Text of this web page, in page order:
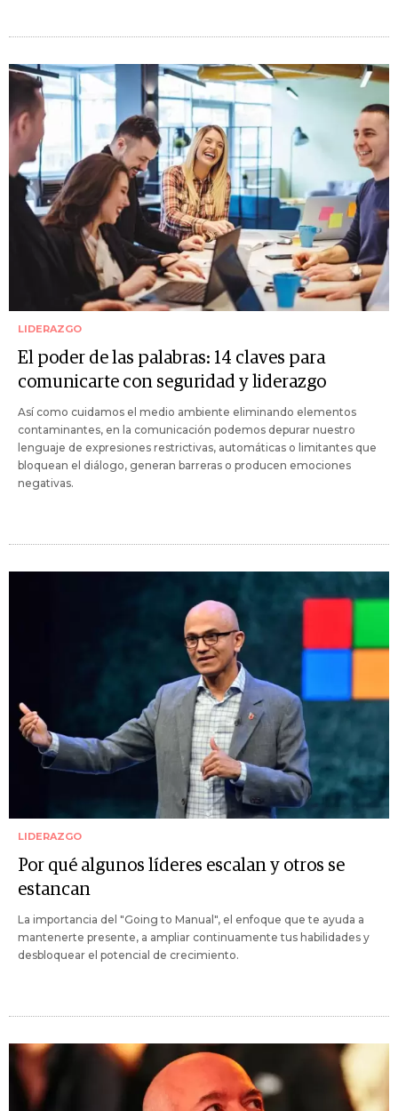
LIDERAZGO
El poder de las palabras: 14 claves para
comunicarte con seguridad y liderazgo
Así como cuidamos el medio ambiente eliminando elementos
contaminantes, en la comunicación podemos depurar nuestro
lenguaje de expresiones restrictivas, automáticas o limitantes que
bloquean el diálogo, generan barreras o producen emociones
negativas.
LIDERAZGO
Por qué algunos líderes escalan y otros se
estancan
La importancia del "Going to Manual", el enfoque que te ayuda a
mantenerte presente, a ampliar continuamente tus habilidades y
desbloquear el potencial de crecimiento.